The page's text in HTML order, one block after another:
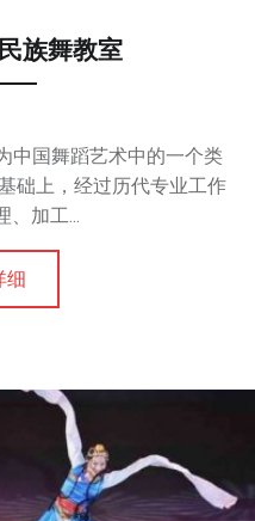
族舞教室
中国舞蹈艺术中的一个类
础上，经过历代专业工作
、加工...
细